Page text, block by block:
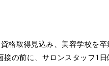
格取得見込み、美容学校を卒
接の前に、サロンスタッフ1日